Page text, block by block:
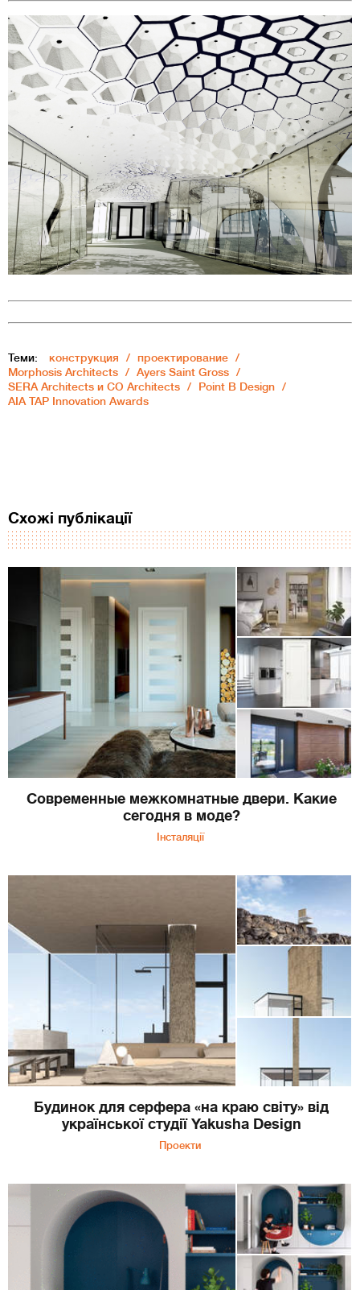
Теми: конструкция
проектирование
Morphosis Architects
Ayers Saint Gross
SERA Architects и CO Architects
Point B Design
AIA TAP Innovation Awards
Схожі публікації
Современные межкомнатные двери. Какие
сегодня в моде?
Інсталяції
Будинок для серфера «на краю світу» від
української студії Yakusha Design
Проекти